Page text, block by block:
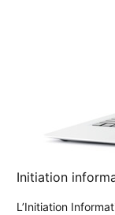
Initiation
L’Initiation